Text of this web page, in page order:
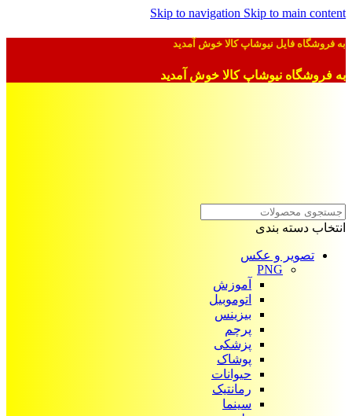
Skip to navigation Skip to main content
به فروشگاه فایل نیوشاپ کالا خوش آمدید
به فروشگاه نیوشاپ کالا خوش آمدید
انتخاب دسته بندی
تصویر و عکس
PNG
آموزش
اتوموبیل
بیزینس
پرچم
پزشکی
پوشاک
حیوانات
رمانتیک
سینما